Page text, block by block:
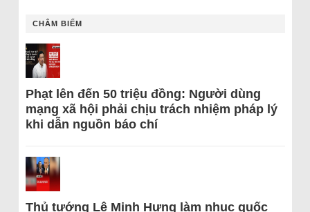
CHÂM BIẾM
Phạt lên đến 50 triệu đồng: Người dùng
mạng xã hội phải chịu trách nhiệm pháp lý
khi dẫn nguồn báo chí
Thủ tướng Lê Minh Hưng làm nhục quốc